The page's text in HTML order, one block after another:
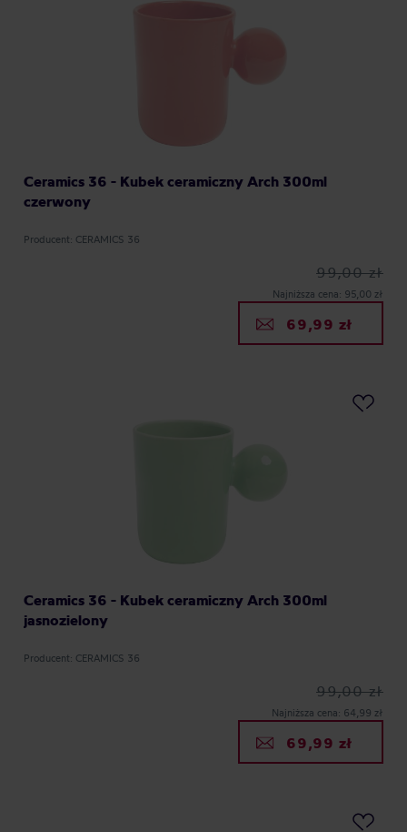
Ceramics 36 - Kubek ceramiczny Arch 300ml
czerwony
Producent: CERAMICS 36
99,00 zł
Najniższa cena: 95,00 zł
69,99 zł
Ceramics 36 - Kubek ceramiczny Arch 300ml
jasnozielony
Producent: CERAMICS 36
99,00 zł
Najniższa cena: 64,99 zł
69,99 zł